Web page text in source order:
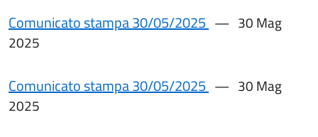
Comunicato stampa 30/05/2025
30 Mag
2025
Comunicato stampa 30/05/2025
30 Mag
2025